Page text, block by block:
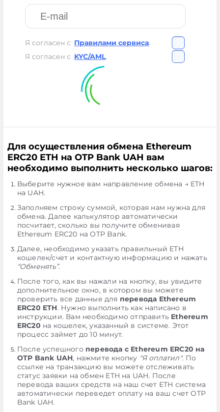
Я согласен с Правилами сервиса.
Я согласен с KYC/AML.
Для осуществления обмена Ethereum
ERC20 ETH на OTP Bank UAH вам
необходимо выполнить несколько шагов:
Выберите нужное вам направление обмена → ETH
на UAH.
Заполняем строку суммой, которая нам нужна для
обмена. Далее калькулятор автоматически
посчитает, сколько вы получите обменивая
Ethereum ERC20 на OTP Bank.
Далее, необходимо указать правильный ETH
кошелек/счет и контактную информацию и нажать
“Обменять”.
После того, как вы нажали на кнопку, вы увидите
дополнительное окно, в котором вы можете
проверить все данные для перевода Ethereum
ERC20 ETH. Нужно выполнить как написано в
инструкции. Вам необходимо отправить Ethereum
ERC20 на кошелек, указанный в системе. Этот
процесс займет до 10 минут.
После успешного перевода с Ethereum ERC20 на
OTP Bank UAH, нажмите кнопку "Я оплатил". По
ссылке на транзакцию вы можете отслеживать
статус заявки на обмен ETH на UAH. После
перевода ваших средств на наш счет ETH система
автоматически переведет оплату на ваш счет OTP
Bank UAH.